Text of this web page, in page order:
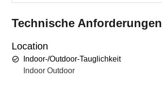
Technische Anforderungen
Location
Indoor-/Outdoor-Tauglichkeit
Indoor Outdoor